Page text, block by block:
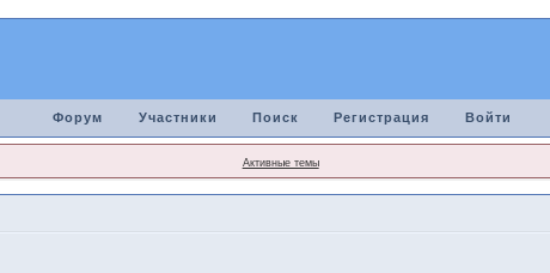
Форум Участники Поиск Регистрация Войти
Активные темы